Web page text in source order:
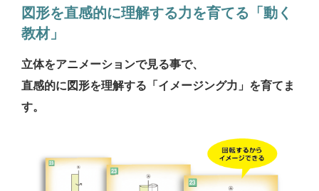
図形を直感的に理解する力を育てる「動く
教材」
立体をアニメーションで見る事で、
直感的に図形を理解する「イメージング力」を育てま
す。